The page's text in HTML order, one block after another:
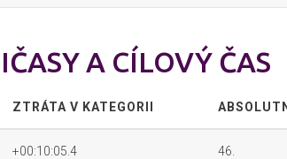
A CÍLOVÝ ČAS
ZTRÁTA V KATEGORII
+00:10:05.4 46.